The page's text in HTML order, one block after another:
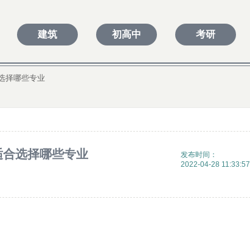
建筑 初高中 考研
择哪些专业
选择哪些专业
发布时间：
2022-04-28 11:33:57